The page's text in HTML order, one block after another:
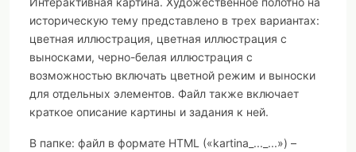
историческую тему представлено в трех вариантах:
цветная иллюстрация, цветная иллюстрация с
выносками, черно-белая иллюстрация с
возможностью включать цветной режим и выноски
для отдельных элементов. Файл также включает
краткое описание картины и задания к ней.
В папке: файл в формате HTML («kartina_..._...») –